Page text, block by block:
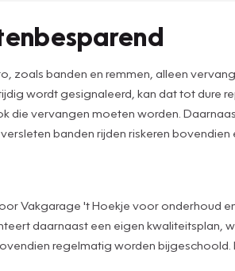
banden en remmen, alleen
wordt gesignaleerd, kan dat tot dure
die vervangen moeten worden.
banden rijden riskeren
Vakgarage 't Hoekje voor onderhoud
daarnaast een eigen kwaliteitsplan,
regelmatig worden